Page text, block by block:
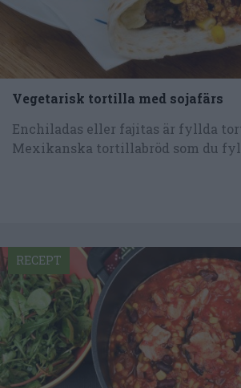
Vegetarisk tortilla med sojafärs
Enchiladas eller fajitas är fyllda
Mexikanska tortillabröd som du
RECEPT